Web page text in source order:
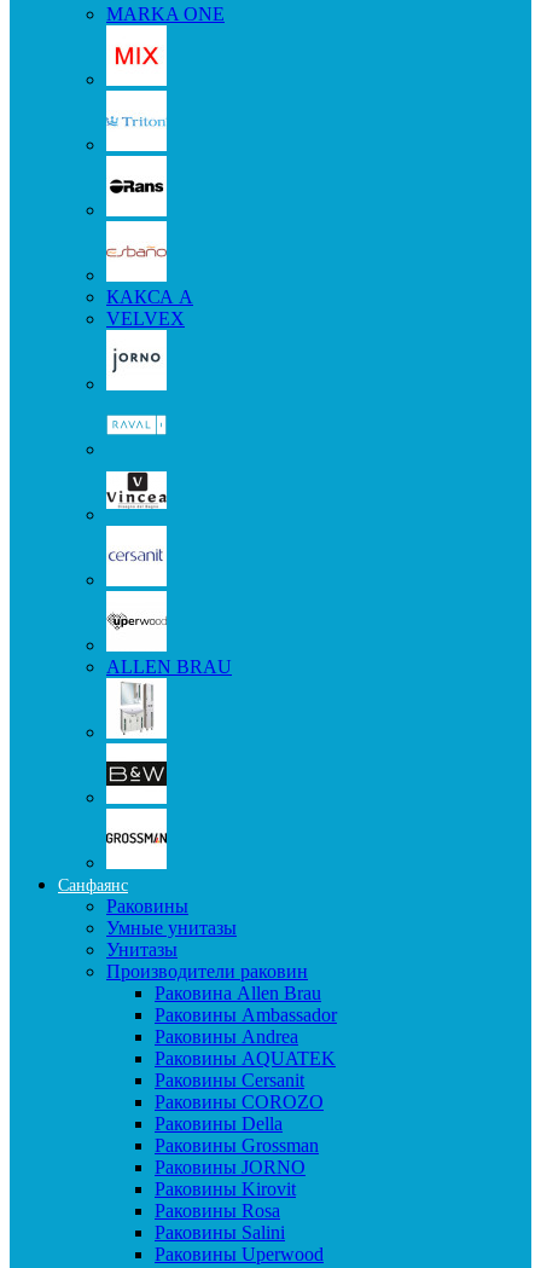
MARKA ONE
КАКСА А
VELVEX
ALLEN BRAU
Санфаянс
Раковины
Умные унитазы
Унитазы
Производители раковин
Раковина Allen Brau
Раковины Ambassador
Раковины Andrea
Раковины AQUATEK
Раковины Cersanit
Раковины COROZO
Раковины Della
Раковины Grossman
Раковины JORNO
Раковины Kirovit
Раковины Rosa
Раковины Salini
Раковины Uperwood